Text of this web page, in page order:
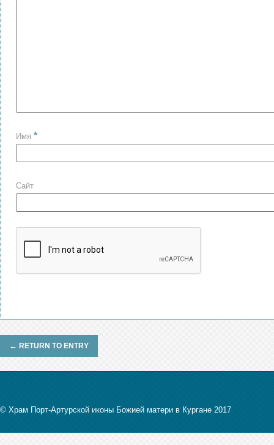
Имя *
Сайт
← RETURN TO ENTRY
© Храм Порт-Артурской иконы Божией матери в Кургане 2017